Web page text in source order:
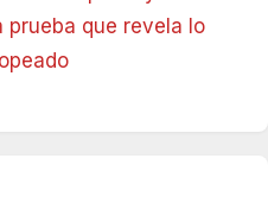
prueba que revela lo